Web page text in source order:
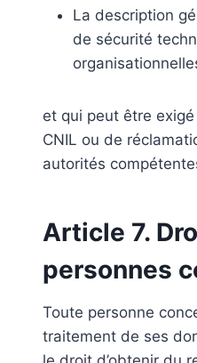
La description
de sécurité
et qui peut être
CNIL ou de
autorités
Article 7.
personnes
Toute personne
traitement de ses